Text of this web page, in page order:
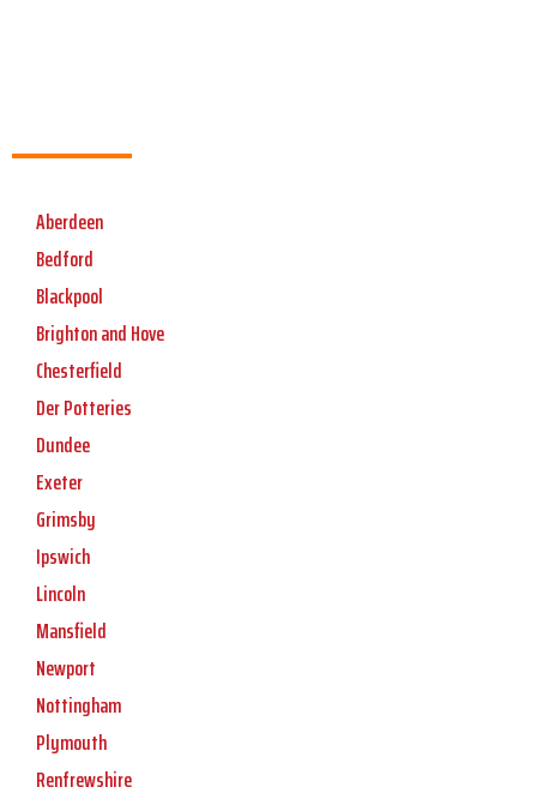
Aberdeen
Bedford
Blackpool
Brighton and Hove
Chesterfield
Der Potteries
Dundee
Exeter
Grimsby
Ipswich
Lincoln
Mansfield
Newport
Nottingham
Plymouth
Renfrewshire